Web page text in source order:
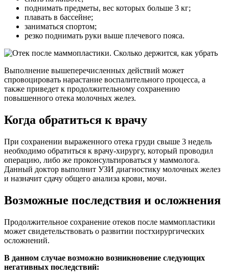
поднимать предметы, вес которых больше 3 кг;
плавать в бассейне;
заниматься спортом;
резко поднимать руки выше плечевого пояса.
Выполнение вышеперечисленных действий может
спровоцировать нарастание воспалительного процесса, а
также приведет к продолжительному сохранению
повышенного отека молочных желез.
Когда обратиться к врачу
При сохранении выраженного отека груди свыше 3 недель
необходимо обратиться к врачу-хирургу, который проводил
операцию, либо же проконсультироваться у маммолога.
Данный доктор выполнит УЗИ диагностику молочных желез
и назначит сдачу общего анализа крови, мочи.
Возможные последствия и осложнения
Продолжительное сохранение отеков после маммопластики
может свидетельствовать о развитии постхирургических
осложнений.
В данном случае возможно возникновение следующих
негативных последствий: